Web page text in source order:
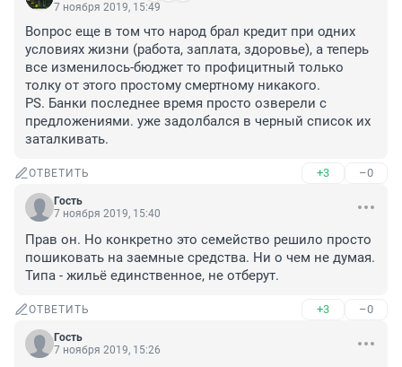
7 ноября 2019, 15:49
Вопрос еще в том что народ брал кредит при одних
условиях жизни (работа, заплата, здоровье), а теперь
все изменилось-бюджет то профицитный только
толку от этого простому смертному никакого.
PS. Банки последнее время просто озверели с
предложениями. уже задолбался в черный список их
заталкивать.
ОТВЕТИТЬ +3 –0
Гость
7 ноября 2019, 15:40
Прав он. Но конкретно это семейство решило просто
пошиковать на заемные средства. Ни о чем не думая.
Типа - жильё единственное, не отберут.
ОТВЕТИТЬ +3 –0
Гость
7 ноября 2019, 15:26